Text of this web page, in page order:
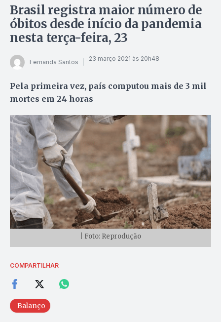
Brasil registra maior número de
óbitos desde início da pandemia
nesta terça-feira, 23
Fernanda Santos 23 março 2021 às 20h48
Pela primeira vez, país computou mais de 3 mil
mortes em 24 horas
| Foto: Reprodução
COMPARTILHAR
Balanço